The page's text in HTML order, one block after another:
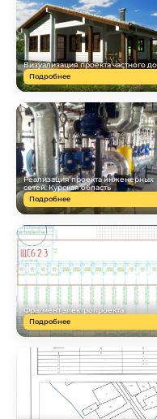
Визуализация проекта частного
Подробнее
Реализация проекта инженерных
сетей. Курская область
Подробнее
Фрагмент электропроекта
Подробнее